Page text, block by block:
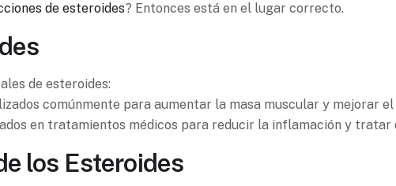
de esteroides? Entonces está en el lugar correcto.
de esteroides:
comúnmente para aumentar la masa muscular y mejorar
en tratamientos médicos para reducir la inflamación y tratar
los Esteroides